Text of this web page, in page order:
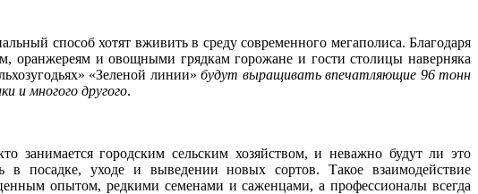
способ хотят вживить в среду современного мегаполиса. Благодаря
и овощными грядкам горожане и гости столицы наверняка
«Зеленой линии»будут выращивать впечатляющие 96 тонн
и многого другого.
занимается городским сельским хозяйством, и неважно будут ли это
посадке, уходе и выведении новых сортов. Такое взаимодействие
опытом, редкими семенами и саженцами, а профессионалы всегда